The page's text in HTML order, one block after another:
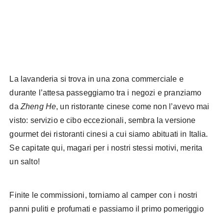
La lavanderia si trova in una zona commerciale e
durante l’attesa passeggiamo tra i negozi e pranziamo
da Zheng He, un ristorante cinese come non l’avevo mai
visto: servizio e cibo eccezionali, sembra la versione
gourmet dei ristoranti cinesi a cui siamo abituati in Italia.
Se capitate qui, magari per i nostri stessi motivi, merita
un salto!
Finite le commissioni, torniamo al camper con i nostri
panni puliti e profumati e passiamo il primo pomeriggio